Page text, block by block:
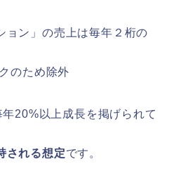
ョン」の売上は毎年２桁の
のため除外
20%以上成長を掲げられて
される想定です。